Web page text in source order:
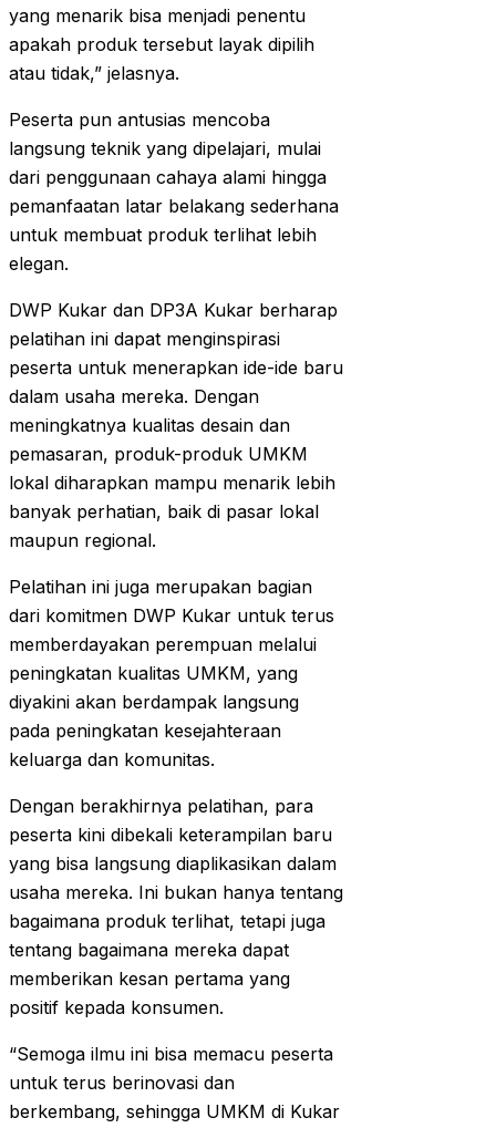
yang menarik bisa menjadi penentu
apakah produk tersebut layak dipilih
atau tidak,” jelasnya.
Peserta pun antusias mencoba
langsung teknik yang dipelajari, mulai
dari penggunaan cahaya alami hingga
pemanfaatan latar belakang sederhana
untuk membuat produk terlihat lebih
elegan.
DWP Kukar dan DP3A Kukar berharap
pelatihan ini dapat menginspirasi
peserta untuk menerapkan ide-ide baru
dalam usaha mereka. Dengan
meningkatnya kualitas desain dan
pemasaran, produk-produk UMKM
lokal diharapkan mampu menarik lebih
banyak perhatian, baik di pasar lokal
maupun regional.
Pelatihan ini juga merupakan bagian
dari komitmen DWP Kukar untuk terus
memberdayakan perempuan melalui
peningkatan kualitas UMKM, yang
diyakini akan berdampak langsung
pada peningkatan kesejahteraan
keluarga dan komunitas.
Dengan berakhirnya pelatihan, para
peserta kini dibekali keterampilan baru
yang bisa langsung diaplikasikan dalam
usaha mereka. Ini bukan hanya tentang
bagaimana produk terlihat, tetapi juga
tentang bagaimana mereka dapat
memberikan kesan pertama yang
positif kepada konsumen.
“Semoga ilmu ini bisa memacu peserta
untuk terus berinovasi dan
berkembang, sehingga UMKM di Kukar